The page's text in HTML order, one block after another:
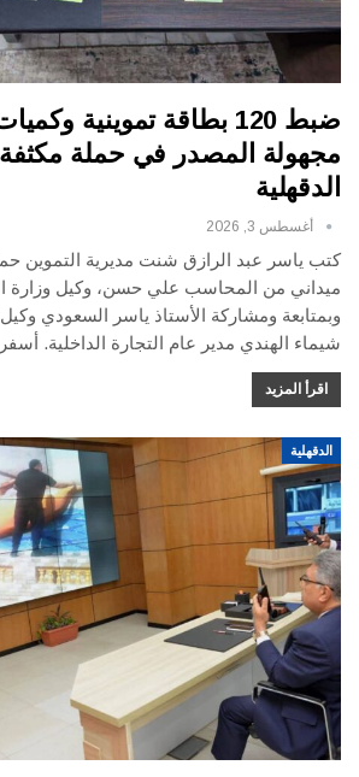
ضبط 120 بطاقة تموينية
مجهولة المصدر في حملة
الدقهلية
أغسطس 3, 2026
كتب ياسر عبد الرازق شنت مديرية التموين
ميداني من المحاسب علي حسن، وكيل وزارة
وبمتابعة ومشاركة الأستاذ ياسر السعودي وكيل
شيماء الهندي مدير عام التجارة الداخلية.
اقرأ المزيد
الدقهلية